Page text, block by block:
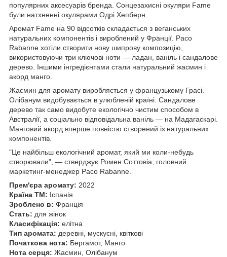
популярних аксесуарів бренда. Сонцезахисні окуляри Fame
були натхненні окулярами Одрі Хепберн.
Аромат Fame на 90 відсотків складається з веганських
натуральних компонентів і вироблений у Франції. Paco
Rabanne хотіли створити нову шипрову композицію,
використовуючи три ключові ноти — ладан, ваніль і сандалове
дерево. Іншими інгредієнтами стали натуральний жасмин і
акорд манго.
Жасмин для аромату виробляється у французькому Грасі.
Олібанум видобувається в улюбленій країні. Сандалове
дерево так само видобуте екологічно чистим способом в
Австралії, а соціально відповідальна ваніль — на Мадагаскарі.
Манговий акорд вперше повністю створений із натуральних
компонентів.
"Це найбільш екологічний аромат, який ми коли-небудь
створювали", — стверджує Ромен Соттовіа, головний
маркетинг-менеджер Paco Rabanne.
Прем'єра аромату: 2022
Країна ТМ: Іспанія
Зроблено в: Франція
Стать: для жінок
Класифікація: елітна
Тип аромата: деревні, мускусні, квіткові
Початкова нота: Бергамот, Манго
Нота серця: Жасмин, Олібанум